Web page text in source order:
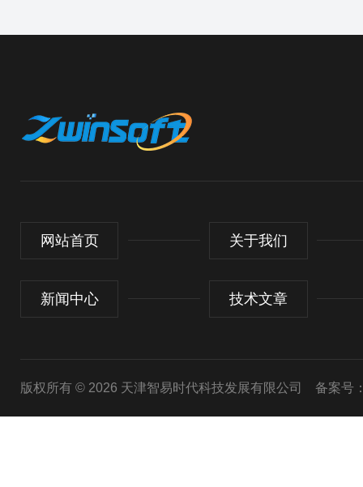
网站首页 关于我们
新闻中心 技术文章
版权所有 © 2026 天津智易时代科技发展有限公司 备案号